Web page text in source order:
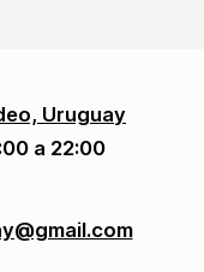
Uruguay
a 22:00